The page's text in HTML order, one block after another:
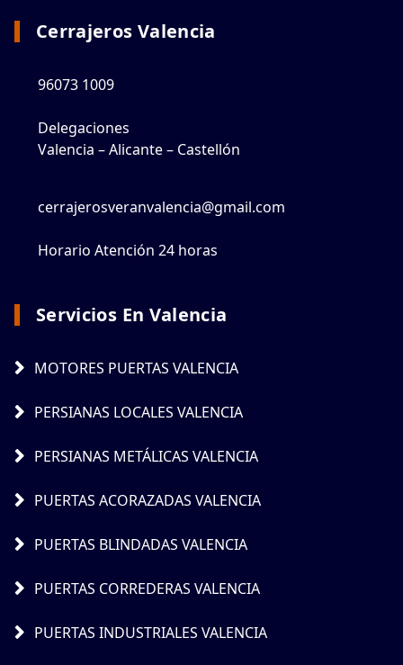
Cerrajeros Valencia
96073 1009
Delegaciones
Valencia – Alicante – Castellón
cerrajerosveranvalencia@gmail.com
Horario Atención 24 horas
Servicios En Valencia
MOTORES PUERTAS VALENCIA
PERSIANAS LOCALES VALENCIA
PERSIANAS METÁLICAS VALENCIA
PUERTAS ACORAZADAS VALENCIA
PUERTAS BLINDADAS VALENCIA
PUERTAS CORREDERAS VALENCIA
PUERTAS INDUSTRIALES VALENCIA